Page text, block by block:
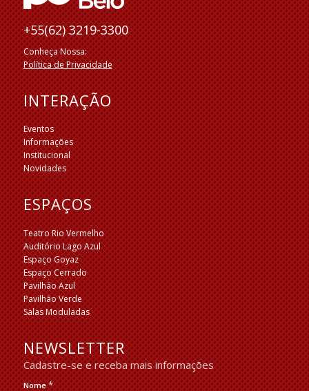
+55(62) 3219-3300
Conheça Nossa:
Política de Privacidade
INTERAÇÃO
Eventos
Informações
Institucional
Novidades
ESPAÇOS
Teatro Rio Vermelho
Auditório Lago Azul
Espaço Goyaz
Espaço Cerrado
Pavilhão Azul
Pavilhão Verde
Salas Moduladas
NEWSLETTER
Cadastre-se e receba mais informações
Nome*